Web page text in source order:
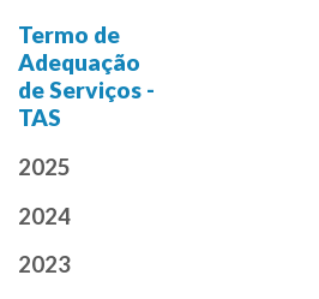
Termo de
Adequação
de Serviços -
TAS
2025
2024
2023